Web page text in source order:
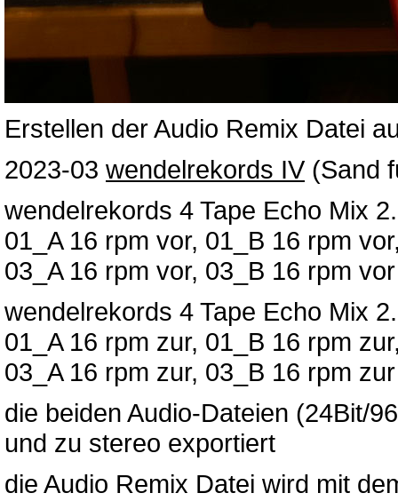
Erstellen der Audio Remix Datei
2023-03 wendelrekords IV (Sand
wendelrekords 4 Tape Echo Mix
01_A 16 rpm vor, 01_B 16 rpm
03_A 16 rpm vor, 03_B 16 rpm vor
wendelrekords 4 Tape Echo Mix
01_A 16 rpm zur, 01_B 16 rpm
03_A 16 rpm zur, 03_B 16 rpm zur
die beiden Audio-Dateien (24Bit/
und zu stereo exportiert
die Audio Remix Datei wird mit